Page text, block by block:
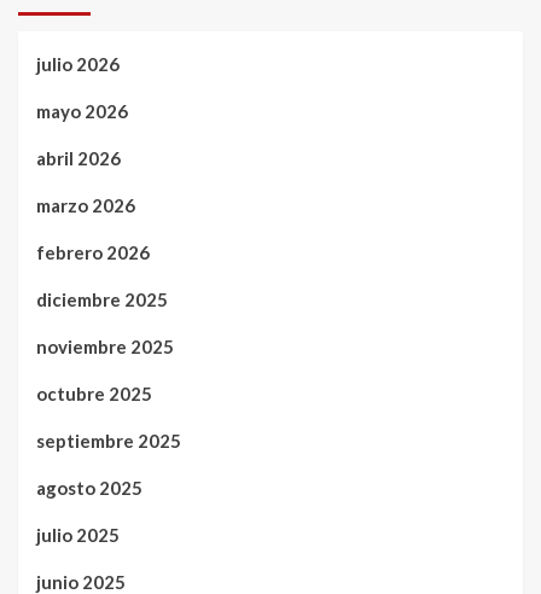
julio 2026
mayo 2026
abril 2026
marzo 2026
febrero 2026
diciembre 2025
noviembre 2025
octubre 2025
septiembre 2025
agosto 2025
julio 2025
junio 2025